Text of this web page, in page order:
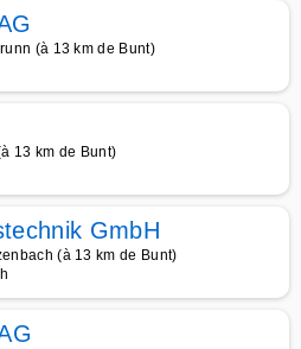
(à 13 km de Bunt)
13 km de Bunt)
GmbH
(à 13 km de Bunt)